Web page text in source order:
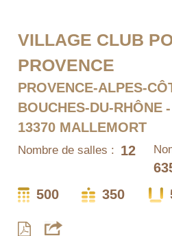
VILLAGE CLUB
PROVENCE
PROVENCE-ALPES-
BOUCHES-DU-RHÔNE
13370 MALLEMORT
Nombre de salles : 12
500
350